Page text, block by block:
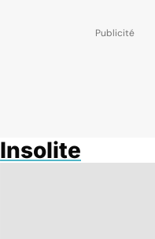
Insolite